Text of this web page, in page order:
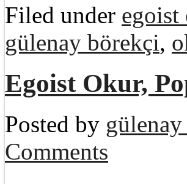
Filed under egoist
gülenay börekçi,
Egoist Okur,
Posted by
Comments